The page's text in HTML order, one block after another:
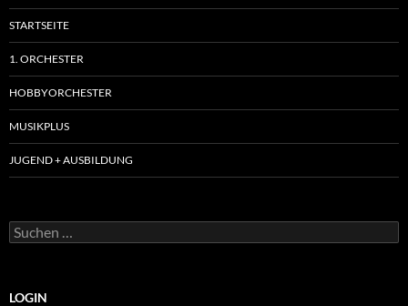
STARTSEITE
1. ORCHESTER
HOBBYORCHESTER
MUSIKPLUS
JUGEND + AUSBILDUNG
Suchen
nach:
LOGIN